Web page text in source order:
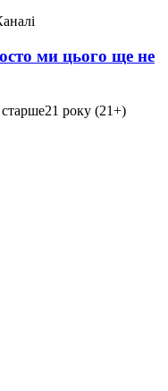
ми цього ще не
старше21 року (21+)